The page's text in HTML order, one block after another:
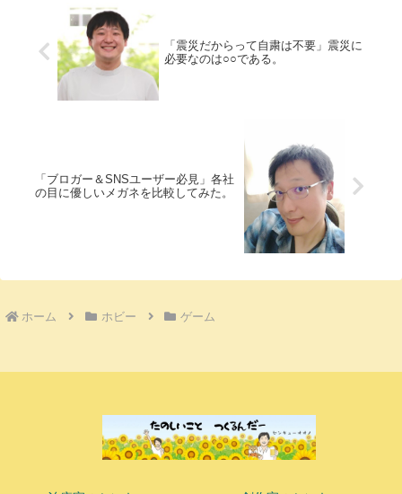
「震災だからって自粛は不要」震災に
必要なのは○○である。
「ブロガー＆SNSユーザー必見」各社
の目に優しいメガネを比較してみた。
ホーム ホビー ゲーム